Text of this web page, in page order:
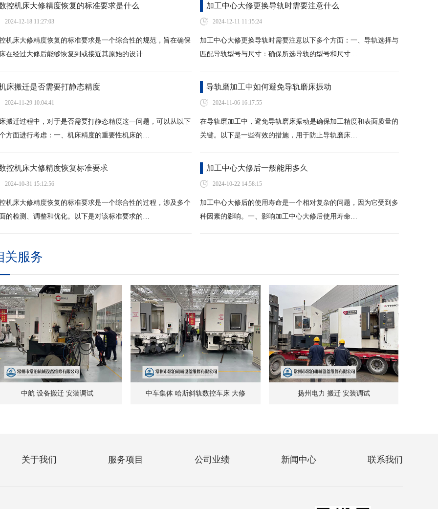
控机床大修精度恢复的标准要求是什么
2024-12-18 11:27:03
机床大修精度恢复的标准要求是一个综合性的规范，旨在确保
在经过大修后能够恢复到或接近其原始的设计…
加工中心大修更换导轨时需要注意什么
2024-12-11 11:15:24
加工中心大修更换导轨时需要注意以下多个方面：一、导轨选择与
匹配导轨型号与尺寸：确保所选导轨的型号和尺寸…
床搬迁是否需要打静态精度
2024-11-29 10:04:41
搬迁过程中，对于是否需要打静态精度这一问题，可以从以下
方面进行考虑：一、机床精度的重要性机床的…
导轨磨加工中如何避免导轨磨床振动
2024-11-06 16:17:55
在导轨磨加工中，避免导轨磨床振动是确保加工精度和表面质量的
关键。以下是一些有效的措施，用于防止导轨磨床…
控机床大修精度恢复标准要求
2024-10-31 15:12:56
机床大修精度恢复的标准要求是一个综合性的过程，涉及多个
的检测、调整和优化。以下是对该标准要求的…
加工中心大修后一般能用多久
2024-10-22 14:58:15
加工中心大修后的使用寿命是一个相对复杂的问题，因为它受到多
种因素的影响。一、影响加工中心大修后使用寿命…
关服务
中航 设备搬迁 安装调试 中车集体 哈斯斜轨数控车床 大修 扬州电力 搬迁 安装调试
关于我们 服务项目 公司业绩 新闻中心 联系我们